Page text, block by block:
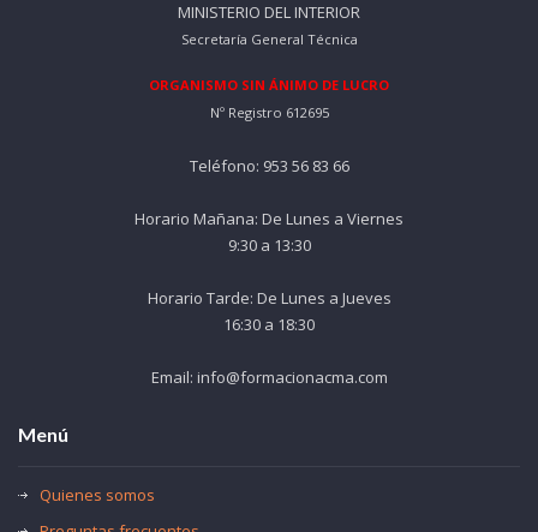
MINISTERIO DEL INTERIOR
Secretaría General Técnica
ORGANISMO SIN ÁNIMO DE LUCRO
Nº Registro 612695
Teléfono: 953 56 83 66
Horario Mañana: De Lunes a Viernes
9:30 a 13:30
Horario Tarde: De Lunes a Jueves
16:30 a 18:30
Email: info@formacionacma.com
Menú
Quienes somos